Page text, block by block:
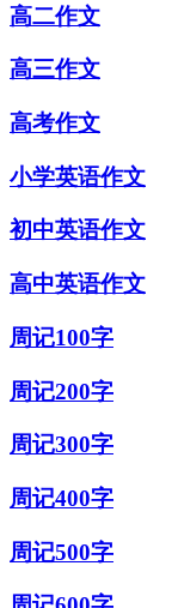
高二作文
高三作文
高考作文
小学英语作文
初中英语作文
高中英语作文
周记100字
周记200字
周记300字
周记400字
周记500字